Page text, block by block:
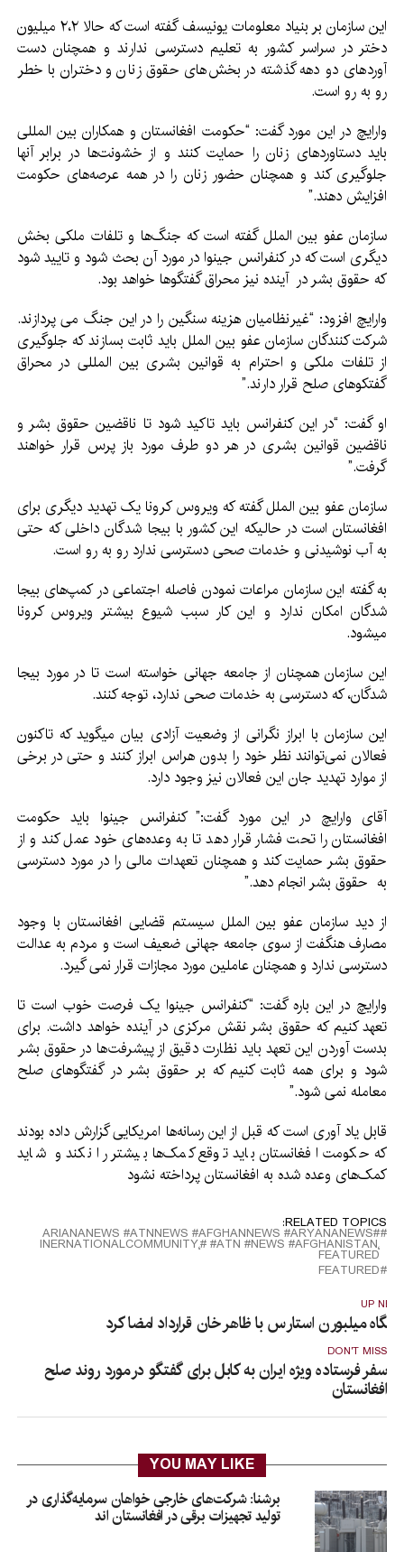
این سازمان بر بنیاد معلومات یونیسف گفته است که حالا ۲،۲ میلیون
دختر در سراسر کشور به تعلیم دسترسی ندارند و همچنان دست
آوردهای دو دهه گذشته در بخش‌های حقوق زنان و دختران با خطر
رو به رو است.
وارایچ در این مورد گفت: “حکومت افغانستان و همکاران بین المللی
باید دستاوردهای زنان را حمایت کنند و از خشونت‌ها در برابر آنها
جلوگیری کند و همچنان حضور زنان را در همه عرصه‌های حکومت
افزایش دهند.”
سازمان عفو بین الملل گفته است که جنگ‌ها و تلفات ملکی بخش
دیگری است که در کنفرانس جینوا در مورد آن بحث شود و تایید شود
که حقوق بشر در آینده نیز محراق گفتگوها خواهد بود.
وارایچ افزود: “غیرنظامیان هزینه سنگین را در این جنگ می پردازند.
شرکت کنند‌گان سازمان عفو بین الملل باید ثابت بسازند که جلوگیری
از تلفات ملکی و احترام به قوانین بشری بین المللی در محراق
گفتکوهای صلح قرار دارند.”
او گفت: “در این کنفرانس باید تاکید شود تا ناقضین حقوق بشر و
ناقضین قوانین بشری در هر دو طرف مورد باز پرس قرار خواهند
گرفت.”
سازمان عفو بین الملل گفته که ویروس کرونا یک تهدید دیگری برای
افغانستان است در حالیکه این کشور با بیجا شد‌‎گان داخلی که حتی
به آب نوشیدنی و خدمات صحی دسترسی ندارد رو به رو است.
به گفته این سازمان مراعات نمودن فاصله اجتماعی در کمپ‌های بیجا
شد‌گان امکان ندارد و این کار سبب شیوع بیشتر ویروس کرونا
میشود.
این سازمان همچنان از جامعه جهانی خواسته است تا در مورد بیجا
شد‌گان، که دسترسی به خدمات صحی ندارد، توجه کنند.
این سازمان با ابراز نگرانی از وضعیت آزادی بیان میگوید که تاکنون
فعالان نمی‌توانند نظر خود را بدون هراس ابراز کنند و حتی در برخی
از موارد تهدید جان این فعالان نیز وجود دارد.
آقای وارایچ در این مورد گفت:” کنفرانس جینوا باید حکومت
افغانستان را تحت فشار قرار دهد تا به وعده‌های خود عمل کند و از
حقوق بشر حمایت کند و همچنان تعهدات مالی را در مورد دسترسی
به حقوق بشر انجام دهد.”
از دید سازمان عفو بین الملل سیستم قضایی افغانستان با وجود
مصارف هنگفت از سوی جامعه جهانی ضعیف است و مردم به عدالت
دسترسی ندارد و همچنان عاملین مورد مجازات قرار نمی گیرد.
وارایچ در این باره گفت: “کنفرانس جینوا یک فرصت خوب است تا
تعهد کنیم که حقوق بشر نقش مرکزی در آینده خواهد داشت. برای
بدست آوردن این تعهد باید نظارت دقیق از پیشرفت‌ها در حقوق بشر
شود و برای همه ثابت کنیم که بر حقوق بشر در گفتگوهای صلح
معامله نمی شود.”
قابل یاد آوری است که قبل از این رسانه‌ها امریکایی گزارش داده بودند
که حکومت افغانستان باید توقع کمک‌ها بیشتر را نکند و شاید
کمک‌های وعده شده به افغانستان پرداخته نشود
RELATED TOPICS:
#ARIANANEWS #ATNNEWS #AFGHANNEWS #ARYANANEWS
#ATN #NEWS #AFGHANISTAN٬ #INERNATIONALCOMMUNITY٬
FEATURED
FEATURED
UP
میلبورن استارس با ظاهر خان قرارداد امضا کرد
DON'T MISS
سفر فرستاده ویژه ایران به کابل برای گفتگو در مورد روند صلح
افغانستان
YOU MAY LIKE
برشنا: شرکت‌های خارجی خواهان سرمایه‌گذاری در
تولید تجهیزات برقی در افغانستان‌ اند